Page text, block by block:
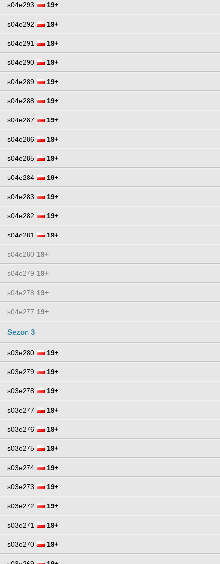
s04e293 19+
s04e292 19+
s04e291 19+
s04e290 19+
s04e289 19+
s04e288 19+
s04e287 19+
s04e286 19+
s04e285 19+
s04e284 19+
s04e283 19+
s04e282 19+
s04e281 19+
s04e280 19+
s04e279 19+
s04e278 19+
s04e277 19+
Sezon 3
s03e280 19+
s03e279 19+
s03e278 19+
s03e277 19+
s03e276 19+
s03e275 19+
s03e274 19+
s03e273 19+
s03e272 19+
s03e271 19+
s03e270 19+